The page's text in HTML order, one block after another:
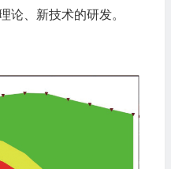
论、新技术的研发。